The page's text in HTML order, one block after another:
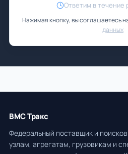
Ответим в течение
Нажимая кнопку, вы соглашаетесь
данных
ВМС Тракс
Федеральный поставщик и
узлам, агрегатам, грузовикам и